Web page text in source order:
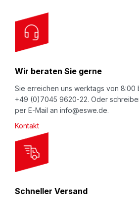
O
u
r
e
w
s
e
t
e
r
Wir beraten Sie gerne
Sie erreichen uns werktags von 8:00
+49 (0)7045 9620-22. Oder
per E-Mail an info@eswe.de.
Kontakt
Schneller Versand